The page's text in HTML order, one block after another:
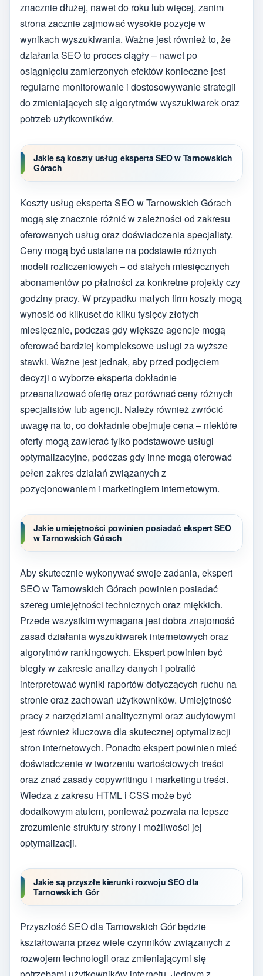
znacznie dłużej, nawet do roku lub więcej, zanim
strona zacznie zajmować wysokie pozycje w
wynikach wyszukiwania. Ważne jest również to, że
działania SEO to proces ciągły – nawet po
osiągnięciu zamierzonych efektów konieczne jest
regularne monitorowanie i dostosowywanie strategii
do zmieniających się algorytmów wyszukiwarek oraz
potrzeb użytkowników.
Jakie są koszty usług eksperta SEO w Tarnowskich
Górach
Koszty usług eksperta SEO w Tarnowskich Górach
mogą się znacznie różnić w zależności od zakresu
oferowanych usług oraz doświadczenia specjalisty.
Ceny mogą być ustalane na podstawie różnych
modeli rozliczeniowych – od stałych miesięcznych
abonamentów po płatności za konkretne projekty czy
godziny pracy. W przypadku małych firm koszty mogą
wynosić od kilkuset do kilku tysięcy złotych
miesięcznie, podczas gdy większe agencje mogą
oferować bardziej kompleksowe usługi za wyższe
stawki. Ważne jest jednak, aby przed podjęciem
decyzji o wyborze eksperta dokładnie
przeanalizować ofertę oraz porównać ceny różnych
specjalistów lub agencji. Należy również zwrócić
uwagę na to, co dokładnie obejmuje cena – niektóre
oferty mogą zawierać tylko podstawowe usługi
optymalizacyjne, podczas gdy inne mogą oferować
pełen zakres działań związanych z
pozycjonowaniem i marketingiem internetowym.
Jakie umiejętności powinien posiadać ekspert SEO
w Tarnowskich Górach
Aby skutecznie wykonywać swoje zadania, ekspert
SEO w Tarnowskich Górach powinien posiadać
szereg umiejętności technicznych oraz miękkich.
Przede wszystkim wymagana jest dobra znajomość
zasad działania wyszukiwarek internetowych oraz
algorytmów rankingowych. Ekspert powinien być
biegły w zakresie analizy danych i potrafić
interpretować wyniki raportów dotyczących ruchu na
stronie oraz zachowań użytkowników. Umiejętność
pracy z narzędziami analitycznymi oraz audytowymi
jest również kluczowa dla skutecznej optymalizacji
stron internetowych. Ponadto ekspert powinien mieć
doświadczenie w tworzeniu wartościowych treści
oraz znać zasady copywritingu i marketingu treści.
Wiedza z zakresu HTML i CSS może być
dodatkowym atutem, ponieważ pozwala na lepsze
zrozumienie struktury strony i możliwości jej
optymalizacji.
Jakie są przyszłe kierunki rozwoju SEO dla
Tarnowskich Gór
Przyszłość SEO dla Tarnowskich Gór będzie
kształtowana przez wiele czynników związanych z
rozwojem technologii oraz zmieniającymi się